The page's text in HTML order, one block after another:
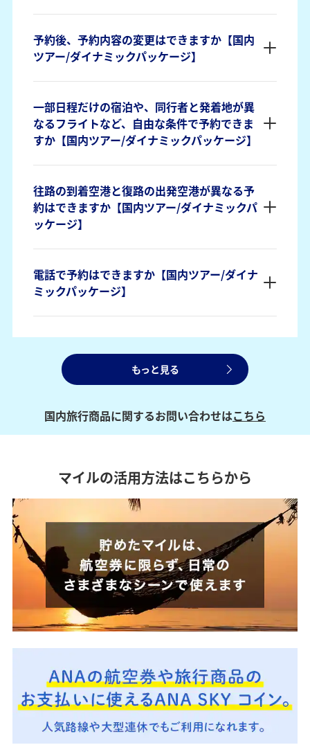
予約後、予約内容の変更はできますか【国内
ツアー/ダイナミックパッケージ】
一部日程だけの宿泊や、同行者と発着地が異
なるフライトなど、自由な条件で予約できま
すか【国内ツアー/ダイナミックパッケージ】
往路の到着空港と復路の出発空港が異なる予
約はできますか【国内ツアー/ダイナミックパ
ッケージ】
電話で予約はできますか【国内ツアー/ダイナ
ミックパッケージ】
もっと見る
国内旅行商品に関するお問い合わせはこちら
マイルの活用方法はこちらから